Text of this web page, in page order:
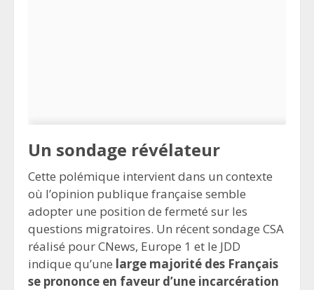
Un sondage révélateur
Cette polémique intervient dans un contexte
où l’opinion publique française semble
adopter une position de fermeté sur les
questions migratoires. Un récent sondage CSA
réalisé pour CNews, Europe 1 et le JDD
indique qu’une large majorité des Français
se prononce en faveur d’une incarcération